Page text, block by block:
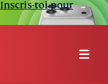
Inscris-toi pour